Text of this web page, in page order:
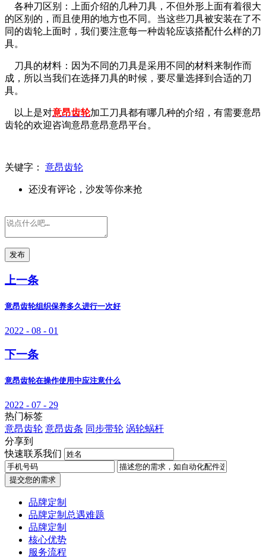
各种刀区别：上面介绍的几种刀具，不但外形上面有着很大
的区别的，而且使用的地方也不同。当这些刀具被安装在了不
同的齿轮上面时，我们要注意每一种齿轮应该搭配什么样的刀
具。
刀具的材料：因为不同的刀具是采用不同的材料来制作而
成，所以当我们在选择刀具的时候，要尽量选择到合适的刀
具。
以上是对意昂齿轮加工刀具都有哪几种的介绍，有需要意昂
齿轮的欢迎咨询意昂意昂意昂平台。
关键字： 意昂齿轮
还没有评论，沙发等你来抢
发布
上一条
意昂齿轮组织保养多久进行一次好
2022 - 08 - 01
下一条
意昂齿轮在操作使用中应注意什么
2022 - 07 - 29
热门标签
意昂齿轮 意昂齿条 同步带轮 涡轮蜗杆
分享到
快速联系我们
提交您的需求
品牌定制
品牌定制总遇难题
品牌定制
核心优势
服务流程